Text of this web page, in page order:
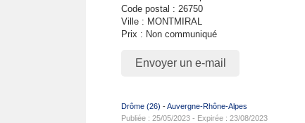
Code postal : 26750
Ville : MONTMIRAL
Prix : Non communiqué
Envoyer un e-mail
Drôme (26) -Auvergne-Rhône-Alpes
Publiée : 25/05/2023 - Expirée : 23/08/2023